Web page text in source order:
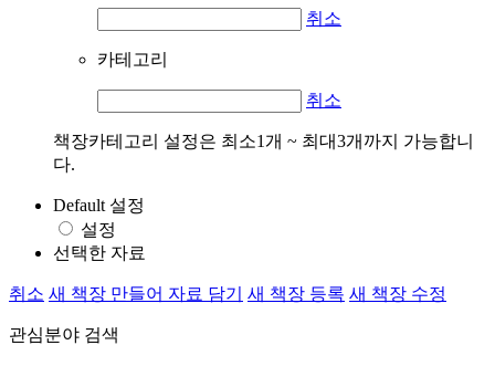
취소
카테고리
취소
책장카테고리 설정은 최소1개 ~ 최대3개까지 가능합니
다.
Default 설정
설정
선택한 자료
취소 새 책장 만들어 자료 담기 새 책장 등록 새 책장 수정
관심분야 검색